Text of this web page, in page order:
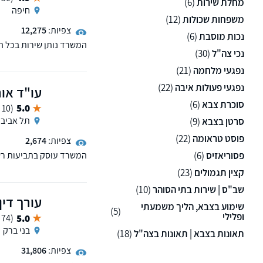
משפחות שכולות(12)
נכות מוסבת(6)
נכי צה"ל(30)
נפגעי מלחמה (21)
נפגעי פעולות איבה (22)
סוכרת צבא(6)
סרטן בצבא(9)
פוסט טראומה (22)
פסוריאזיס(6)
קצין תגמולים (23)
שב"ס | שירות בתי הסוהר(10)
שימוע בצבא, הליך משמעתי
ופלילי
(5)
תאונות בצבא | תאונות בצה"ל(18)
חיפה
צפיות:12,275
המשרד נותן שירות
צבא, תביעות אגף
בנוסף מייצג חיילים,
עו"ד
5.0 (10 ממליצים)
תל אביב
צפיות:2,674
המשרד עוסק בתביעות
עורך
5.0 (74 ממליצים)
בני ברק
צפיות:31,806